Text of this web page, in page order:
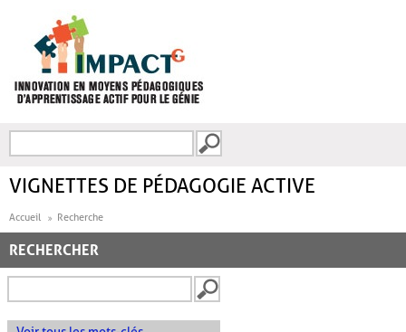
FORMULAIRE DE
VIGNETTES DE PÉDAGOGIE ACTIVE
Accueil Recherche
RECHERCHER